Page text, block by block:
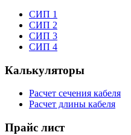
СИП 1
СИП 2
СИП 3
СИП 4
Калькуляторы
Расчет сечения кабеля
Расчет длины кабеля
Прайс лист